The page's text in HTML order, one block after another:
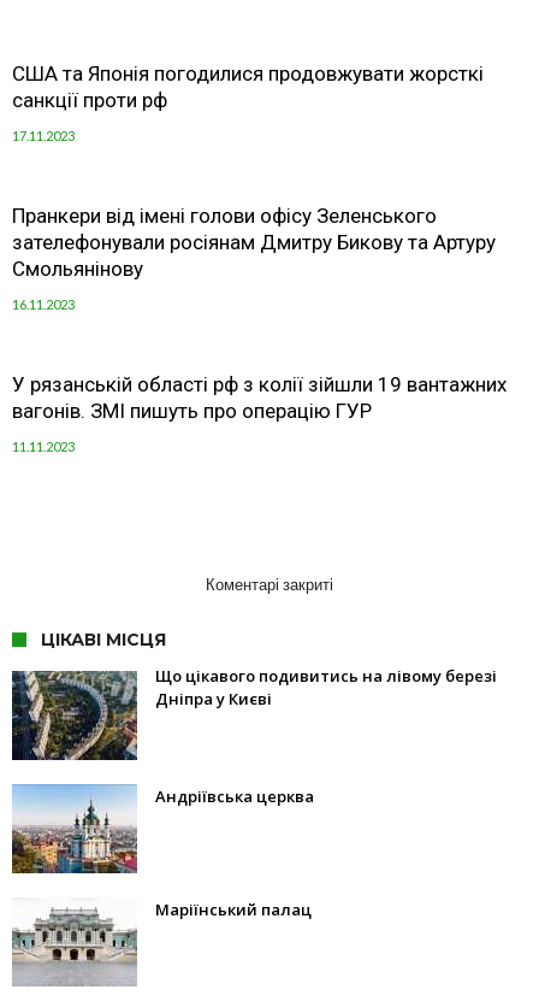
США та Японія погодилися продовжувати жорсткі
санкції проти рф
17.11.2023
Пранкери від імені голови офісу Зеленського
зателефонували росіянам Дмитру Бикову та Артуру
Смольянінову
16.11.2023
У рязанській області рф з колії зійшли 19 вантажних
вагонів. ЗМІ пишуть про операцію ГУР
11.11.2023
Коментарі закриті
ЦІКАВІ МІСЦЯ
Що цікавого подивитись на лівому березі
Дніпра у Києві
Андріївська церква
Маріїнський палац